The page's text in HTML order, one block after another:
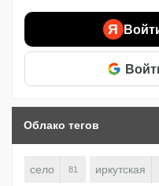
Я
Облако тегов
село 81 иркутская